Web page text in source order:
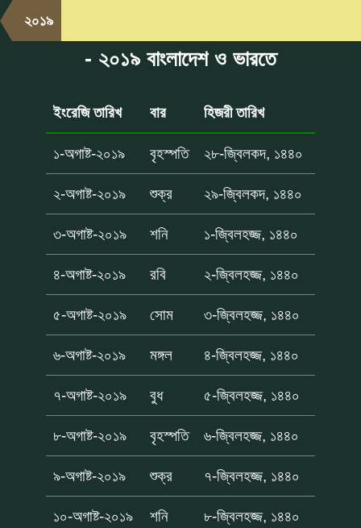
২০১৯
- ২০১৯ বাংলাদেশ ও ভারতে
ইংরেজি তারিখ বার হিজরী তারিখ
১-অগাষ্ট-২০১৯ বৃহস্পতি ২৮-জ্বিলকদ, ১৪৪০
২-অগাষ্ট-২০১৯ শুক্র ২৯-জ্বিলকদ, ১৪৪০
৩-অগাষ্ট-২০১৯ শনি ১-জ্বিলহজ্জ, ১৪৪০
৪-অগাষ্ট-২০১৯ রবি ২-জ্বিলহজ্জ, ১৪৪০
৫-অগাষ্ট-২০১৯ সোম ৩-জ্বিলহজ্জ, ১৪৪০
৬-অগাষ্ট-২০১৯ মঙ্গল ৪-জ্বিলহজ্জ, ১৪৪০
৭-অগাষ্ট-২০১৯ বুধ ৫-জ্বিলহজ্জ, ১৪৪০
৮-অগাষ্ট-২০১৯ বৃহস্পতি ৬-জ্বিলহজ্জ, ১৪৪০
৯-অগাষ্ট-২০১৯ শুক্র ৭-জ্বিলহজ্জ, ১৪৪০
১০-অগাষ্ট-২০১৯ শনি ৮-জ্বিলহজ্জ, ১৪৪০